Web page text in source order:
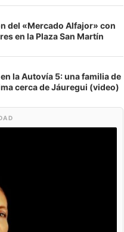
del «Mercado Alfajor» con
en la Plaza San Martín
la Autovía 5: una familia de
cerca de Jáuregui (video)